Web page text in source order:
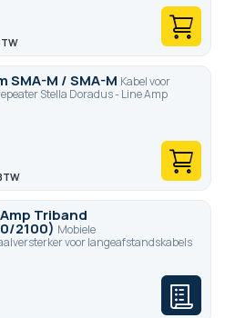
SMA-M / SMA-M Kabel voor
Stella Doradus - Line Amp
Triband
2100) Mobiele
voor langeafstandskabels